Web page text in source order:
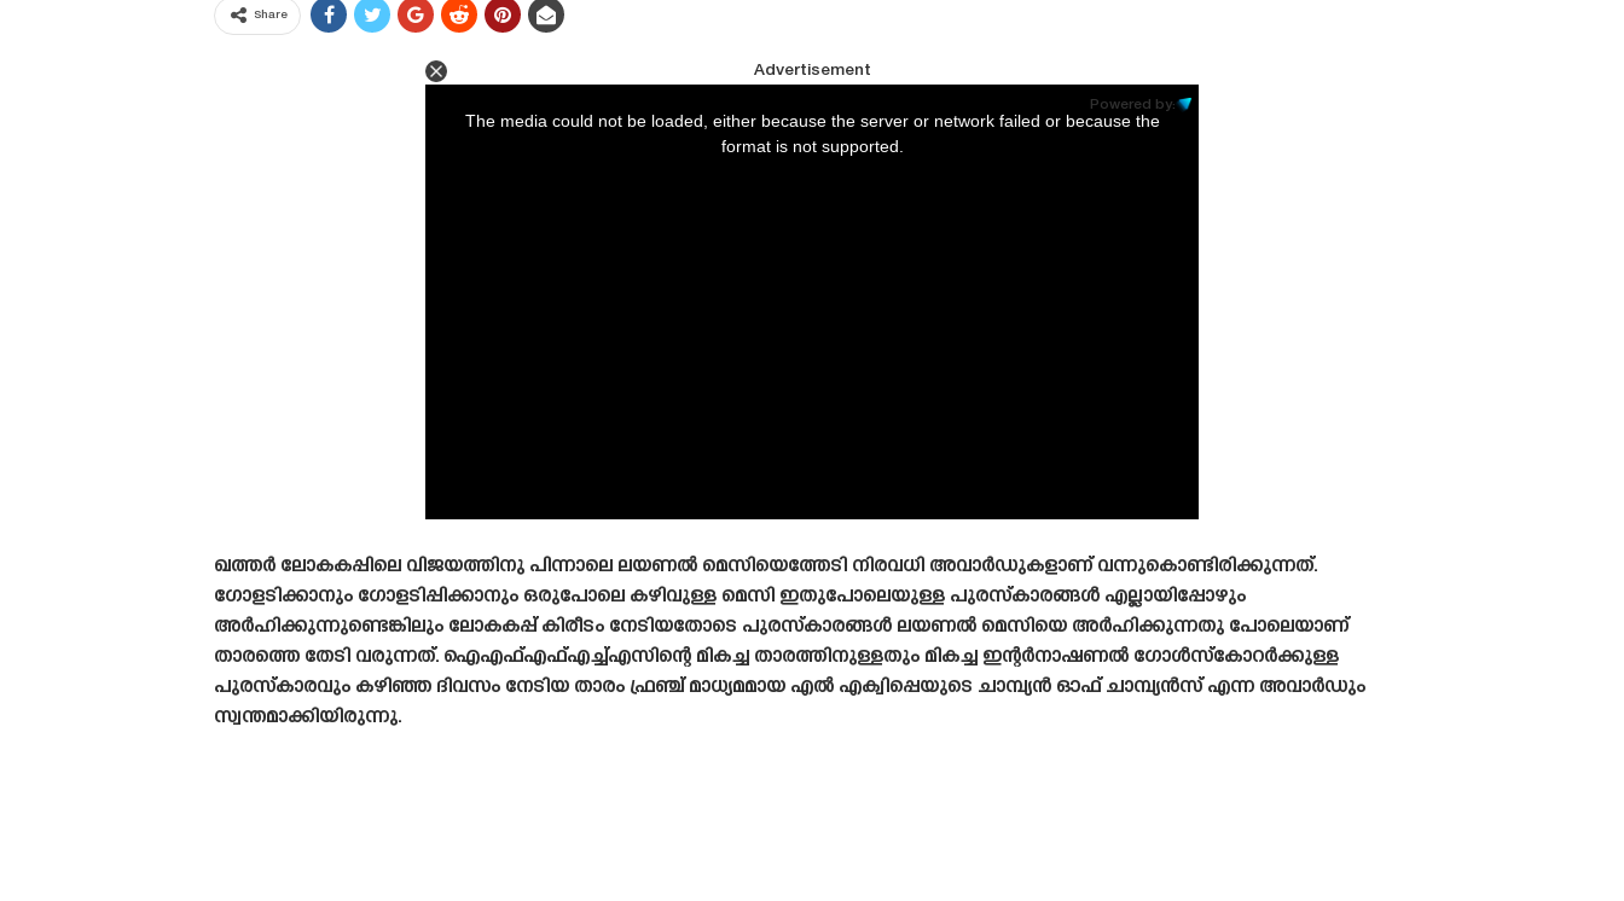
Share
Advertisement
Powered by:
The media could not be loaded, either because the server or network failed or because the
format is not supported.
ഖത്തർ ലോകകപ്പിലെ വിജയത്തിനു പിന്നാലെ ലയണൽ മെസിയെത്തേടി നിരവധി അവാർഡുകളാണ് വന്നുകൊണ്ടിരിക്കുന്നത്.
ഗോളടിക്കാനും ഗോളടിപ്പിക്കാനും ഒരുപോലെ കഴിവുള്ള മെസി ഇതുപോലെയുള്ള പുരസ്‌കാരങ്ങൾ എല്ലായിപ്പോഴും
അർഹിക്കുന്നുണ്ടെങ്കിലും ലോകകപ്പ് കിരീടം നേടിയതോടെ പുരസ്‌കാരങ്ങൾ ലയണൽ മെസിയെ അർഹിക്കുന്നതു പോലെയാണ്
താരത്തെ തേടി വരുന്നത്. ഐഎഫ്എഫ്എച്ച്എസിന്റെ മികച്ച താരത്തിനുള്ളതും മികച്ച ഇന്റർനാഷണൽ ഗോൾസ്കോറർക്കുള്ള
പുരസ്‌കാരവും കഴിഞ്ഞ ദിവസം നേടിയ താരം ഫ്രഞ്ച് മാധ്യമമായ എൽ എക്വിപ്പെയുടെ ചാമ്പ്യൻ ഓഫ് ചാമ്പ്യൻസ് എന്ന അവാർഡും
സ്വന്തമാക്കിയിരുന്നു.